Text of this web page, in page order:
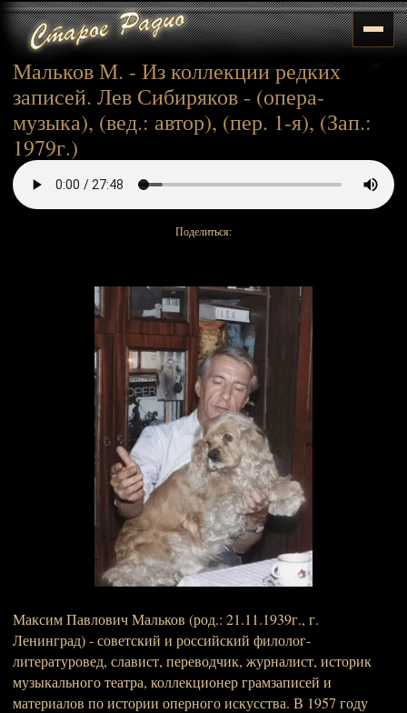
Мальков М. - Из коллекции редких
записей. Лев Сибиряков - (опера-
музыка), (вед.: автор), (пер. 1-я), (Зап.:
1979г.)
Поделиться:
Максим Павлович Мальков (род.: 21.11.1939г., г.
Ленинград) - советский и российский филолог-
литературовед, славист, переводчик, журналист, историк
музыкального театра, коллекционер грамзаписей и
материалов по истории оперного искусства. В 1957 году